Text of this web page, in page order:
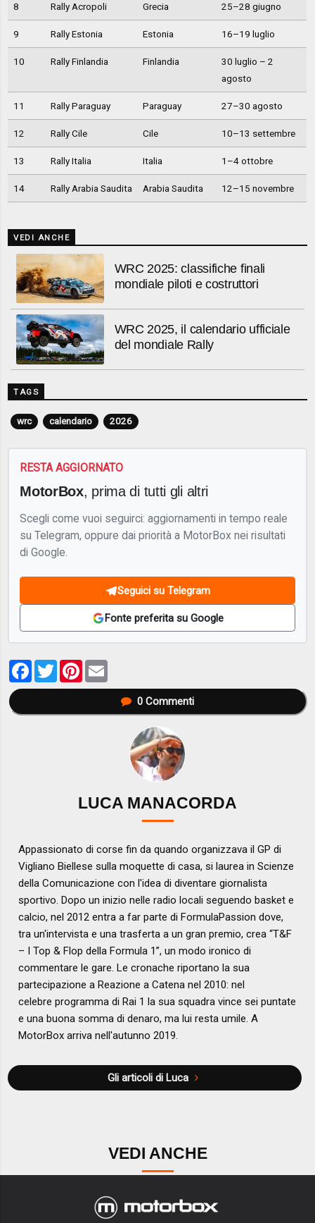
8 Rally Acropoli Grecia 25–28 giugno
9 Rally Estonia Estonia 16–19 luglio
10 Rally Finlandia Finlandia
30 luglio – 2
agosto
11 Rally Paraguay Paraguay 27–30 agosto
12 Rally Cile Cile 10–13 settembre
13 Rally Italia Italia 1–4 ottobre
14 Rally Arabia Saudita Arabia Saudita 12–15 novembre
VEDI ANCHE
WRC 2025: classifiche finali
mondiale piloti e costruttori
WRC 2025, il calendario ufficiale
del mondiale Rally
TAGS
wrc calendario 2026
RESTA AGGIORNATO
MotorBox, prima di tutti gli altri
Scegli come vuoi seguirci: aggiornamenti in tempo reale
su Telegram, oppure dai priorità a MotorBox nei risultati
di Google.
Seguici su Telegram
Fonte preferita su Google
Facebook
TwitterPinterest
0Commenti
LUCA MANACORDA
Appassionato di corse fin da quando organizzava il GP di
Vigliano Biellese sulla moquette di casa, si laurea in Scienze
della Comunicazione con l'idea di diventare giornalista
sportivo. Dopo un inizio nelle radio locali seguendo basket e
calcio, nel 2012 entra a far parte di FormulaPassion dove,
tra un'intervista e una trasferta a un gran premio, crea “T&F
– I Top & Flop della Formula 1”, un modo ironico di
commentare le gare. Le cronache riportano la sua
partecipazione a Reazione a Catena nel 2010: nel
celebre programma di Rai 1 la sua squadra vince sei puntate
e una buona somma di denaro, ma lui resta umile. A
MotorBox arriva nell'autunno 2019.
Gli articoli di Luca
VEDI ANCHE